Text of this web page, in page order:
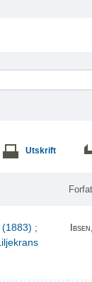
Utskrift
;